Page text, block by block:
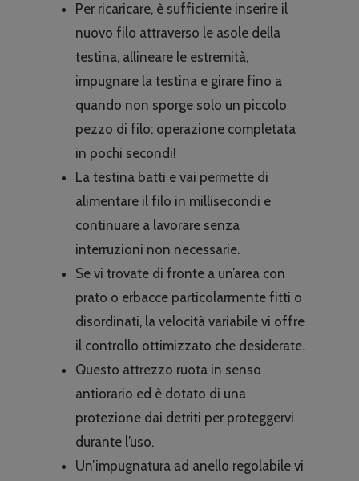
Per ricaricare, è sufficiente inserire il
nuovo filo attraverso le asole della
testina, allineare le estremità,
impugnare la testina e girare fino a
quando non sporge solo un piccolo
pezzo di filo: operazione completata
in pochi secondi!
La testina batti e vai permette di
alimentare il filo in millisecondi e
continuare a lavorare senza
interruzioni non necessarie.
Se vi trovate di fronte a un’area con
prato o erbacce particolarmente fitti o
disordinati, la velocità variabile vi offre
il controllo ottimizzato che desiderate.
Questo attrezzo ruota in senso
antiorario ed è dotato di una
protezione dai detriti per proteggervi
durante l’uso.
Un’impugnatura ad anello regolabile vi